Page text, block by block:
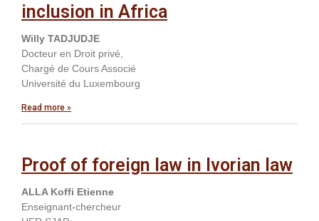
inclusion in Africa
Willy TADJUDJE
Docteur en Droit privé,
Chargé de Cours Associé
Université du Luxembourg
Read more »
Proof of foreign law in Ivorian law
ALLA Koffi Etienne
Enseignant-chercheur